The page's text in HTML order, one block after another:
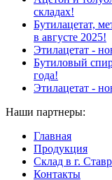
складах!
Бутилацетат,
в августе 2025!
Этилацетат -
Бутиловый
года!
Этилацетат -
Наши партнеры:
Главная
Продукция
Склад в г.
Контакты